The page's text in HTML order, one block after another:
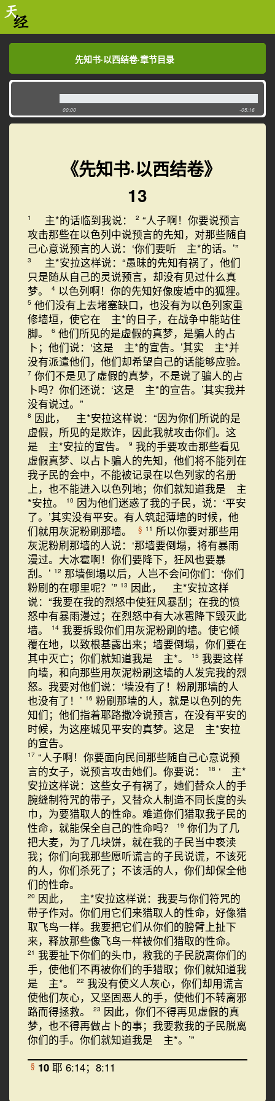
先知书·以西结卷·章节目录
先知书·以西结卷·章节目录
00:00 -05:16
《先知书·以西结卷》
13
1 主*的话临到我说： 2 “人子啊！你要说预言
攻击那些在以色列中说预言的先知，对那些随自
己心意说预言的人说：‘你们要听 主*的话。’”
3
主*安拉这样说：“愚昧的先知有祸了，他们
只是随从自己的灵说预言，却没有见过什么真
梦。
4 以色列啊！你的先知好像废墟中的狐狸。
5 他们没有上去堵塞缺口，也没有为以色列家重
修墙垣，使它在 主*的日子，在战争中能站住
脚。
6 他们所见的是虚假的真梦，是骗人的占
卜；他们说：‘这是 主*的宣告。’其实 主*并
没有派遣他们，他们却希望自己的话能够应验。
7 你们不是见了虚假的真梦，不是说了骗人的占
卜吗？你们还说：‘这是 主*的宣告。’其实我并
没有说过。”
8 因此， 主*安拉这样说：“因为你们所说的是
虚假，所见的是欺诈，因此我就攻击你们。这
是 主*安拉的宣告。
9 我的手要攻击那些看见
虚假真梦、以占卜骗人的先知，他们将不能列在
我子民的会中，不能被记录在以色列家的名册
上，也不能进入以色列地；你们就知道我是 主
*安拉。
10 因为他们迷惑了我的子民，说：‘平安
了。’其实没有平安。有人筑起薄墙的时候，他
们就用灰泥粉刷那墙。
§ 11 所以你要对那些用
灰泥粉刷那墙的人说：‘那墙要倒塌，将有暴雨
漫过。大冰雹啊！你们要降下，狂风也要暴
刮。’ 12 那墙倒塌以后，人岂不会问你们：‘你们
粉刷的在哪里呢？’” 13 因此， 主*安拉这样
说：“我要在我的烈怒中使狂风暴刮；在我的愤
怒中有暴雨漫过；在烈怒中有大冰雹降下毁灭此
墙。
14 我要拆毁你们用灰泥粉刷的墙。使它倾
覆在地，以致根基露出来；墙要倒塌，你们要在
其中灭亡；你们就知道我是 主*。
15 我要这样
向墙，和向那些用灰泥粉刷这墙的人发完我的烈
怒。我要对他们说：‘墙没有了！粉刷那墙的人
也没有了！’ 16 粉刷那墙的人，就是以色列的先
知们；他们指着耶路撒冷说预言，在没有平安的
时候，为这座城见平安的真梦。这是 主*安拉
的宣告。
17 “人子啊！你要面向民间那些随自己心意说预
言的女子，说预言攻击她们。你要说：
18 ‘ 主*
安拉这样说：这些女子有祸了，她们替众人的手
腕缝制符咒的带子，又替众人制造不同长度的头
巾，为要猎取人的性命。难道你们猎取我子民的
性命，就能保全自己的性命吗？
19 你们为了几
把大麦，为了几块饼，就在我的子民当中亵渎
我；你们向我那些愿听谎言的子民说谎，不该死
的人，你们杀死了；不该活的人，你们却保全他
们的性命。
20 因此， 主*安拉这样说：我要与你们符咒的
带子作对。你们用它们来猎取人的性命，好像猎
取飞鸟一样。我要把它们从你们的膀臂上扯下
来，释放那些像飞鸟一样被你们猎取的性命。
21 我要扯下你们的头巾，救我的子民脱离你们的
手，使他们不再被你们的手猎取；你们就知道我
是 主*。
22 我没有使义人灰心，你们却用谎言
使他们灰心，又坚固恶人的手，使他们不转离邪
路而得拯救。
23 因此，你们不得再见虚假的真
梦，也不得再做占卜的事；我要救我的子民脱离
你们的手。你们就知道我是 主*。’”
§ 10 耶 6:14；8:11